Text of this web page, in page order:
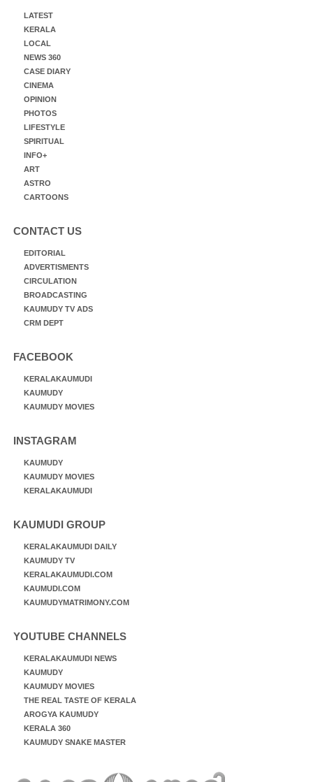
LATEST
KERALA
LOCAL
NEWS 360
CASE DIARY
CINEMA
OPINION
PHOTOS
LIFESTYLE
SPIRITUAL
INFO+
ART
ASTRO
CARTOONS
CONTACT US
EDITORIAL
ADVERTISMENTS
CIRCULATION
BROADCASTING
KAUMUDY TV ADS
CRM DEPT
FACEBOOK
KERALAKAUMUDI
KAUMUDY
KAUMUDY MOVIES
INSTAGRAM
KAUMUDY
KAUMUDY MOVIES
KERALAKAUMUDI
KAUMUDI GROUP
KERALAKAUMUDI DAILY
KAUMUDY TV
KERALAKAUMUDI.COM
KAUMUDI.COM
KAUMUDYMATRIMONY.COM
YOUTUBE CHANNELS
KERALAKAUMUDI NEWS
KAUMUDY
KAUMUDY MOVIES
THE REAL TASTE OF KERALA
AROGYA KAUMUDY
KERALA 360
KAUMUDY SNAKE MASTER